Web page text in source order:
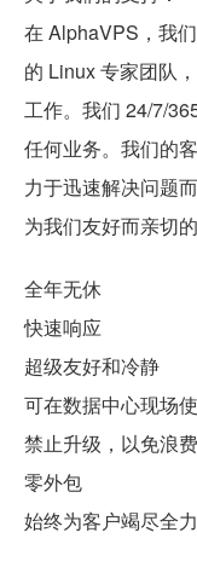
在 AlphaVPS，我
的 Linux 专家团队
工作。我们 24/7/
任何业务。我们的
力于迅速解决问题
为我们友好而亲切
全年无休
快速响应
超级友好和冷静
可在数据中心现场
禁止升级，以免浪
零外包
始终为客户竭尽全力